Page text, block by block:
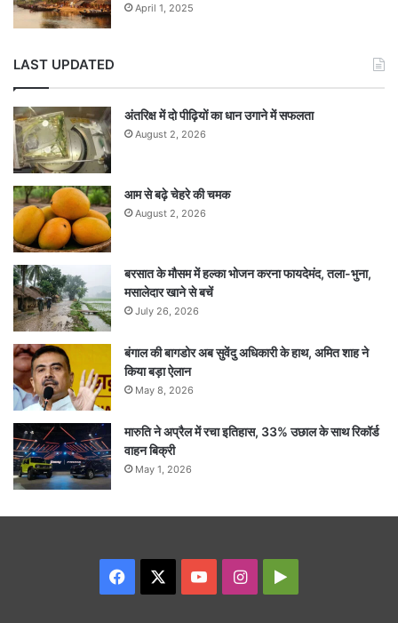
April 1, 2025
LAST UPDATED
अंतरिक्ष में दो पीढ़ियों का धान उगाने में सफलता
August 2, 2026
आम से बढ़े चेहरे की चमक
August 2, 2026
बरसात के मौसम में हल्का भोजन करना फायदेमंद, तला-भुना,
मसालेदार खाने से बचें
July 26, 2026
बंगाल की बागडोर अब सुवेंदु अधिकारी के हाथ, अमित शाह ने
किया बड़ा ऐलान
May 8, 2026
मारुति ने अप्रैल में रचा इतिहास, 33% उछाल के साथ रिकॉर्ड
वाहन बिक्री
May 1, 2026
Facebook YouTubeInstagram